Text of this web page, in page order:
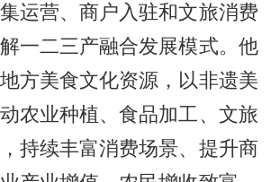
运营、商户入驻和文旅消费
一二三产融合发展模式。他
方美食文化资源，以非遗美
农业种植、食品加工、文旅
持续丰富消费场景、提升商